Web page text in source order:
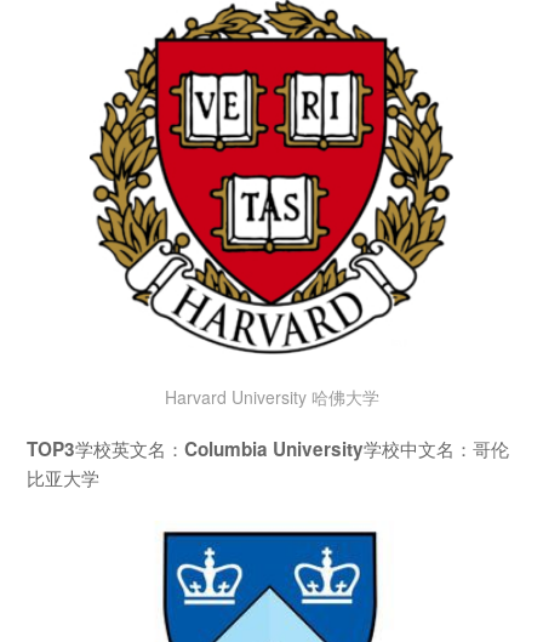
Harvard University 哈佛大学
TOP3学校英文名：Columbia University学校中文名：哥伦
比亚大学